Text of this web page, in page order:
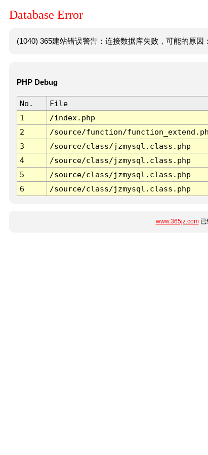
Database Error
(1040) 365建站错误警告：连接数据库失败，可能的原因
PHP Debug
No. File
1
/index.php
2
/source/function/
3
/source/class/jzmysql.class.php
4
/source/class/jzmysql.class.php
5
/source/class/jzmysql.class.php
6
/source/class/jzmysql.class.php
www.365jz.com已